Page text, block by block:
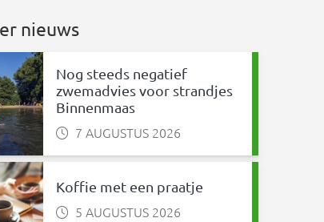
nieuws
Nog steeds negatief
zwemadvies voor strandjes
Binnenmaas
7 AUGUSTUS 2026
Koffie met een praatje
5 AUGUSTUS 2026